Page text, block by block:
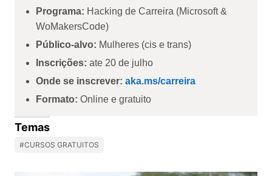
Programa: Hacking de Carreira (Microsoft &
WoMakersCode)
Público-alvo: Mulheres (cis e trans)
Inscrições: ate 20 de julho
Onde se inscrever: aka.ms/carreira
Formato: Online e gratuito
Temas
#CURSOS GRATUITOS